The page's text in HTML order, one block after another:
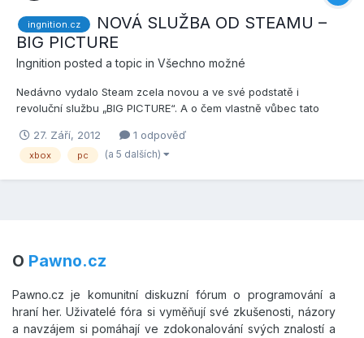
ingnition.cz
NOVÁ SLUŽBA OD STEAMU –
BIG PICTURE
Ingnition posted a topic in Všechno možné
Nedávno vydalo Steam zcela novou a ve své podstatě i
revoluční službu „BIG PICTURE“. A o čem vlastně vůbec tato
v krátkosti rozebereme a připravil jsem si pro vás i video, kde
uvidíte celou službu v praxi s mluveným komentářem. Co...
27. Září, 2012 1 odpověď
xbox pc (a 5 dalších)
O Pawno.cz
Pawno.cz je komunitní diskuzní fórum o programování a
hraní her. Uživatelé fóra si vyměňují své zkušenosti, názory
a navzájem si pomáhají ve zdokonalování svých znalostí a